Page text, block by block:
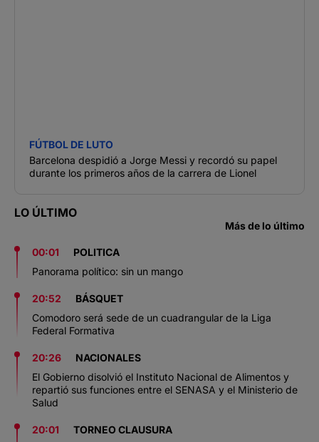
FÚTBOL DE LUTO
Barcelona despidió a Jorge Messi y recordó su papel
durante los primeros años de la carrera de Lionel
LO ÚLTIMO
Más de lo último
00:01
POLITICA
Panorama político: sin un mango
20:52
BÁSQUET
Comodoro será sede de un cuadrangular de la Liga
Federal Formativa
20:26
NACIONALES
El Gobierno disolvió el Instituto Nacional de Alimentos y
repartió sus funciones entre el SENASA y el Ministerio de
Salud
20:01
TORNEO CLAUSURA